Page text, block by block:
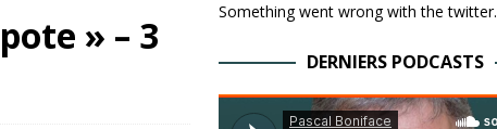
» – 3
Something went wrong with the twitter.
DERNIERS PODCASTS